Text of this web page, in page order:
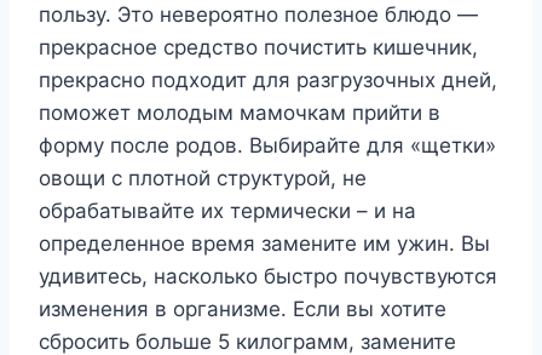
пользу. Это невероятно полезное блюдо —
прекрасное средство почистить кишечник,
прекрасно подходит для разгрузочных дней,
поможет молодым мамочкам прийти в
форму после родов. Выбирайте для «щетки»
овощи с плотной структурой, не
обрабатывайте их термически – и на
определенное время замените им ужин. Вы
удивитесь, насколько быстро почувствуются
изменения в организме. Если вы хотите
сбросить больше 5 килограмм, замените